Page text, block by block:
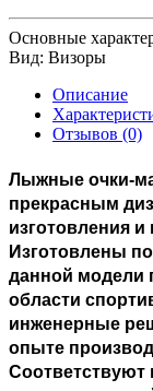
Основные
Вид: Визоры
Описание
Отзывов (0)
Лыжные очки-
прекрасным
изготовления
Изготовлены
данной модели
области
инженерные
опыте